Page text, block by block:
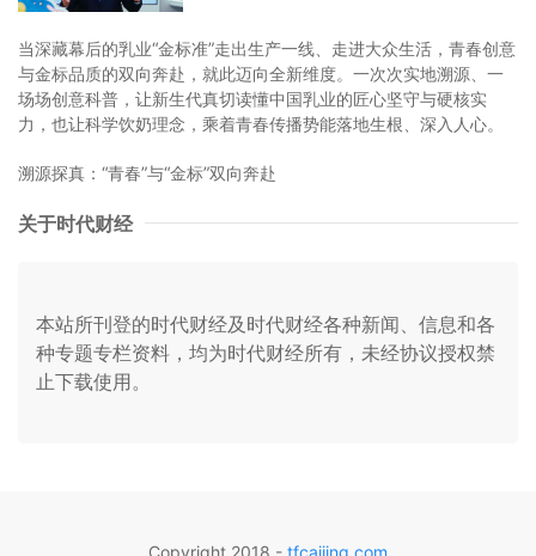
当深藏幕后的乳业“金标准”走出生产一线、走进大众生活，青春创意
与金标品质的双向奔赴，就此迈向全新维度。一次次实地溯源、一
场场创意科普，让新生代真切读懂中国乳业的匠心坚守与硬核实
力，也让科学饮奶理念，乘着青春传播势能落地生根、深入人心。
溯源探真：“青春”与“金标”双向奔赴
关于时代财经
本站所刊登的时代财经及时代财经各种新闻、信息和各
种专题专栏资料，均为时代财经所有，未经协议授权禁
止下载使用。
Copyright 2018 - tfcaijing.com